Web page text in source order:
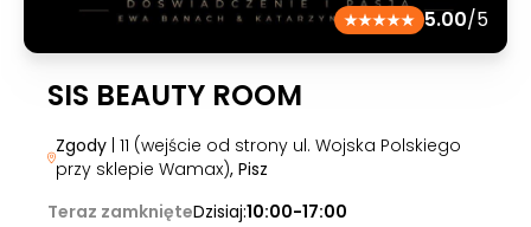
5.00/5
SIS BEAUTY ROOM
Zgody| 11 (wejście od strony ul. Wojska Polskiego
przy sklepie Wamax), Pisz
Teraz zamknięteDzisiaj:10:00-17:00